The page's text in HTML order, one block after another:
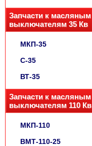
Запчасти к масляным
выключателям 35 Кв
МКП-35
С-35
ВТ-35
Запчасти к масляным
выключателям 110 Кв
МКП-110
ВМТ-110-25